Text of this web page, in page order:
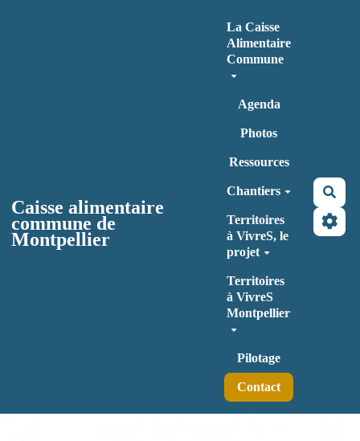
Caisse alimentaire
commune de
Montpellier
La Caisse
Alimentaire
Commune
Agenda
Photos
Ressources
Chantiers
Territoires
à VivreS, le
projet
Territoires
à VivreS
Montpellier
Pilotage
Contact